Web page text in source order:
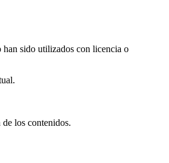
han sido utilizados con licencia o
los contenidos.